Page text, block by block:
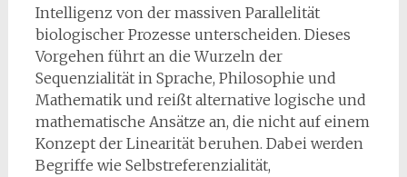
Intelligenz von der massiven Parallelität
biologischer Prozesse unterscheiden. Dieses
Vorgehen führt an die Wurzeln der
Sequenzialität in Sprache, Philosophie und
Mathematik und reißt alternative logische und
mathematische Ansätze an, die nicht auf einem
Konzept der Linearität beruhen. Dabei werden
Begriffe wie Selbstreferenzialität,